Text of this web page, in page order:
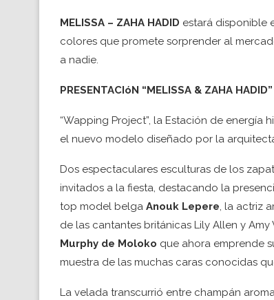
MELISSA – ZAHA HADID estará disponible
colores que promete sorprender al
a nadie.
PRESENTACIóN “MELISSA & ZAHA
“Wapping Project”, la Estación de energía
el nuevo modelo diseñado por la
Dos espectaculares esculturas de los
invitados a la fiesta, destacando la
top model belga Anouk Lepere, la actriz
de las cantantes británicas Lily Allen y Amy
Murphy de Moloko que ahora emprende
muestra de las muchas caras conocidas
La velada transcurrió entre champán